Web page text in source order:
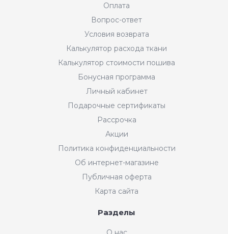
Интернет-магазин "Мир
Оплата
Вопрос-ответ
Условия возврата
Калькулятор расхода ткани
Калькулятор стоимости пошива
Бонусная программа
Личный кабинет
Подарочные сертификаты
Рассрочка
Акции
Политика конфиденциальности
Об интернет-магазине
Публичная оферта
Карта сайта
Разделы